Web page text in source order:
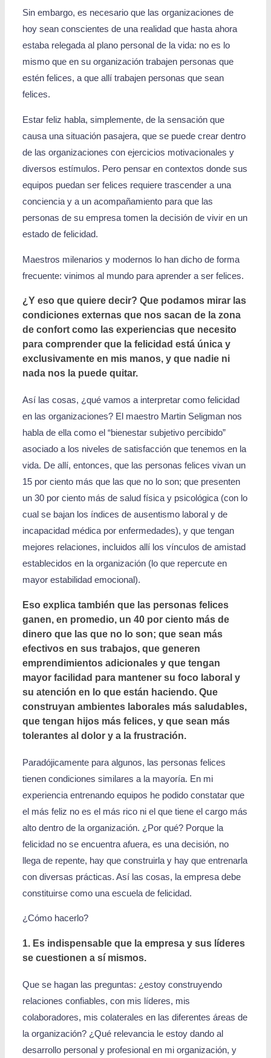
Sin embargo, es necesario que las organizaciones de
hoy sean conscientes de una realidad que hasta ahora
estaba relegada al plano personal de la vida: no es lo
mismo que en su organización trabajen personas que
estén felices, a que allí trabajen personas que sean
felices.
Estar feliz habla, simplemente, de la sensación que
causa una situación pasajera, que se puede crear dentro
de las organizaciones con ejercicios motivacionales y
diversos estímulos. Pero pensar en contextos donde sus
equipos puedan ser felices requiere trascender a una
conciencia y a un acompañamiento para que las
personas de su empresa tomen la decisión de vivir en un
estado de felicidad.
Maestros milenarios y modernos lo han dicho de forma
frecuente: vinimos al mundo para aprender a ser felices.
¿Y eso que quiere decir? Que podamos mirar las
condiciones externas que nos sacan de la zona
de confort como las experiencias que necesito
para comprender que la felicidad está única y
exclusivamente en mis manos, y que nadie ni
nada nos la puede quitar.
Así las cosas, ¿qué vamos a interpretar como felicidad
en las organizaciones? El maestro Martin Seligman nos
habla de ella como el “bienestar subjetivo percibido”
asociado a los niveles de satisfacción que tenemos en la
vida. De allí, entonces, que las personas felices vivan un
15 por ciento más que las que no lo son; que presenten
un 30 por ciento más de salud física y psicológica (con lo
cual se bajan los índices de ausentismo laboral y de
incapacidad médica por enfermedades), y que tengan
mejores relaciones, incluidos allí los vínculos de amistad
establecidos en la organización (lo que repercute en
mayor estabilidad emocional).
Eso explica también que las personas felices
ganen, en promedio, un 40 por ciento más de
dinero que las que no lo son; que sean más
efectivos en sus trabajos, que generen
emprendimientos adicionales y que tengan
mayor facilidad para mantener su foco laboral y
su atención en lo que están haciendo. Que
construyan ambientes laborales más saludables,
que tengan hijos más felices, y que sean más
tolerantes al dolor y a la frustración.
Paradójicamente para algunos, las personas felices
tienen condiciones similares a la mayoría. En mi
experiencia entrenando equipos he podido constatar que
el más feliz no es el más rico ni el que tiene el cargo más
alto dentro de la organización. ¿Por qué? Porque la
felicidad no se encuentra afuera, es una decisión, no
llega de repente, hay que construirla y hay que entrenarla
con diversas prácticas. Así las cosas, la empresa debe
constituirse como una escuela de felicidad.
¿Cómo hacerlo?
1. Es indispensable que la empresa y sus líderes
se cuestionen a sí mismos.
Que se hagan las preguntas: ¿estoy construyendo
relaciones confiables, con mis líderes, mis
colaboradores, mis colaterales en las diferentes áreas de
la organización? ¿Qué relevancia le estoy dando al
desarrollo personal y profesional en mi organización, y